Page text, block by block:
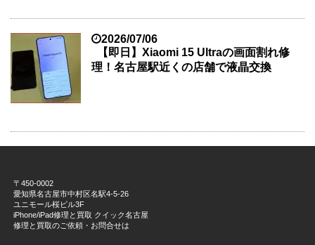
2026/07/06
【即日】Xiaomi 15 Ultraの画面割れ修
理！名古屋駅近くの店舗で液晶交換
〒450-0002
愛知県名古屋市中村区名駅4-5-26
ユニモール桜ビル3F
iPhone/iPad修理と買取 クイック名古屋
修理と買取のご依頼・お問合せは